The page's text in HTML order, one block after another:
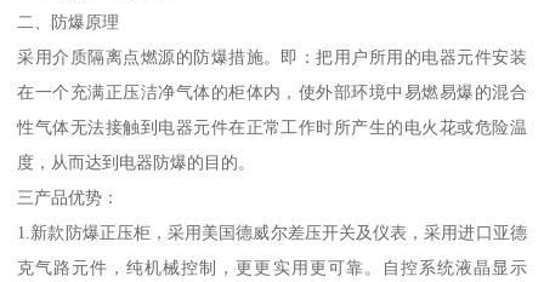
二、防爆原理
采用介质隔离点燃源的防爆措施。即：把用户所用的电器元件安装
在一个充满正压洁净气体的柜体内，使外部环境中易燃易爆的混合
性气体无法接触到电器元件在正常工作时所产生的电火花或危险温
度，从而达到电器防爆的目的。
三产品优势：
1.新款防爆正压柜，采用美国德威尔差压开关及仪表，采用进口亚德
克气路元件，纯机械控制，更更实用更可靠。自控系统液晶显示